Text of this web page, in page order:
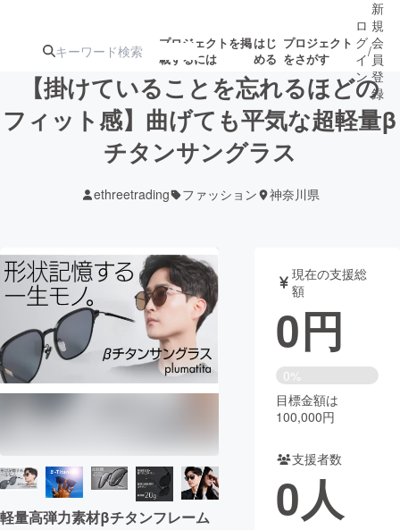
プロジェクトを掲
載するには
はじ
める
プロジェクト
をさがす
注目のリ 注目の新着プロ募集終了が近いプ
テクノロジー・ガジェット
映像・映画 書籍・雑誌
ビジネス・起業 チャレンジ
CAMPFIRE for Social Good CAMPFIRE Creation
CAMPFIREふるさと納税machi-ya コミュニティ
ロ
グ
イ
ン
/
新
規
会
員
登
録
【掛けていることを忘れるほどの
フィット感】曲げても平気な超軽量β
チタンサングラス
ethreetrading ファッション 神奈川県
軽量高弾力素材βチタンフレーム
現在の支援総
額
0円
0%
目標金額は
100,000円
支援者数
0人